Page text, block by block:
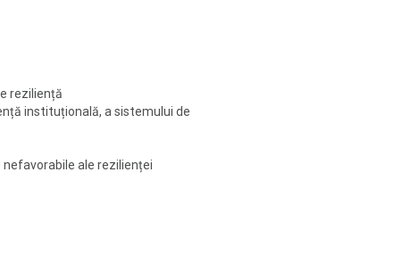
reziliență
instituțională, a sistemului de
ale rezilienței